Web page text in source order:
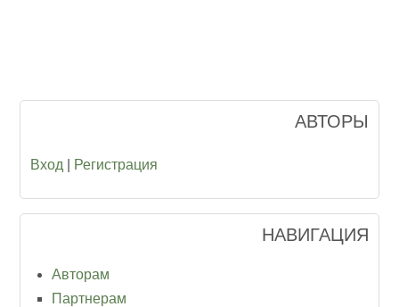
АВТОРЫ
Вход Регистрация
НАВИГАЦИЯ
Авторам
Партнерам